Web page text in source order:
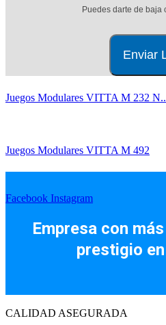
Puedes darte de baja
Juegos Modulares VITTA M 232
Juegos Modulares VITTA M 492
Facebook Instagram
Empresa con
prestigio
CALIDAD ASEGURADA